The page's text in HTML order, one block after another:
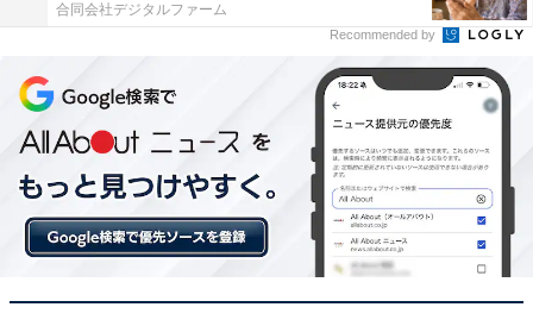
【7月の運勢】かに座（蟹座）
【7月の運勢】しし座（獅子座）
【7月の運勢】おとめ座（乙女座）
【7月の運勢】てんびん座（天秤座）
【7月の運勢】さそり座（蠍座）
【7月の運勢】いて座（射手座）
【7月の運勢】やぎ座（山羊座）
【7月の運勢】みずがめ座（水瓶座）※今見ている記事
合同会社デジタルファーム
Recommended by